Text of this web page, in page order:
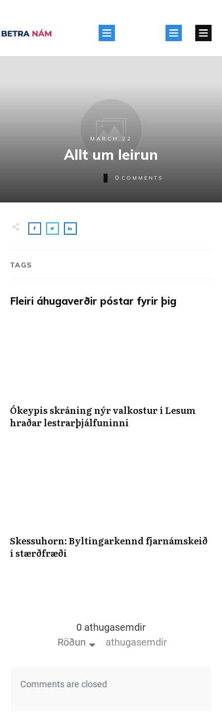
MARCH 22
Allt um leirun
0 COMMENTS
TAGS
Fleiri áhugaverðir póstar fyrir þig
Ókeypis skráning nýr valkostur í Lesum
hraðar lestrarþjálfuninni
Skessuhorn: Byltingarkennd fjarnámskeið
í stærðfræði
0 athugasemdir
Röðun
athugasemdir
Comments are closed